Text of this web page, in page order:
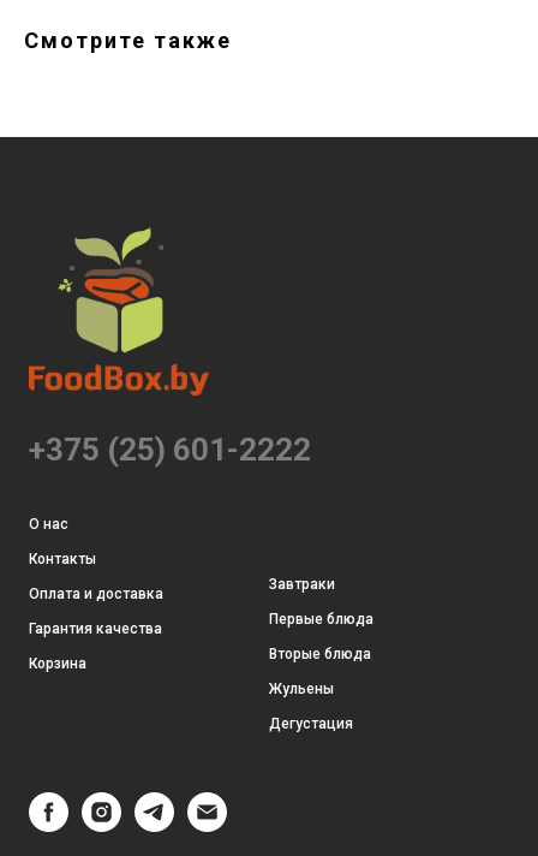
Смотрите также
+375 (25) 601-2222
О нас
Контакты
Оплата и доставка
Гарантия качества
Корзина
Завтраки
Первые блюда
Вторые блюда
Жульены
Дегустация